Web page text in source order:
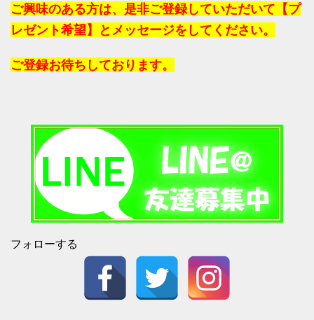
ご興味のある方は、是非ご登録していただいて【プ
レゼント希望】とメッセージをしてください。
ご登録お待ちしております。
フォローする